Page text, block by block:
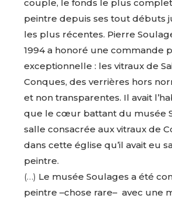
couple, le fonds le plus
peintre depuis ses tout débuts
les plus récentes. Pierre
1994 a honoré une commande
exceptionnelle : les vitraux de
Conques, des verrières hors
et non transparentes. Il avait
que le cœur battant du musée
salle consacrée aux vitraux de
dans cette église qu’il avait eu
peintre.
(…) Le musée Soulages a été
peintre –chose rare– avec une